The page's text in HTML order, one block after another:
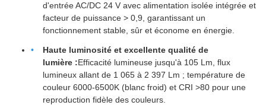
d'entrée AC/DC 24 V avec alimentation isolée intégrée et
facteur de puissance > 0,9, garantissant un
fonctionnement stable, sûr et économe en énergie.
Haute luminosité et excellente qualité de
lumière :Efficacité lumineuse jusqu'à 105 Lm, flux
lumineux allant de 1 065 à 2 397 Lm ; température de
couleur 6000-6500K (blanc froid) et CRI >80 pour une
reproduction fidèle des couleurs.